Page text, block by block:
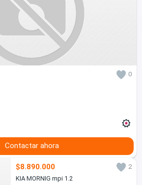
0
Contactar ahora
$8.890.000
2
KIA MORNIG mpi 1.2